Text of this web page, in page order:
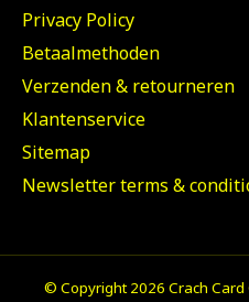
Privacy Policy
Betaalmethoden
Verzenden & retourneren
Klantenservice
Sitemap
Newsletter terms &
© Copyright 2026 Crach Card